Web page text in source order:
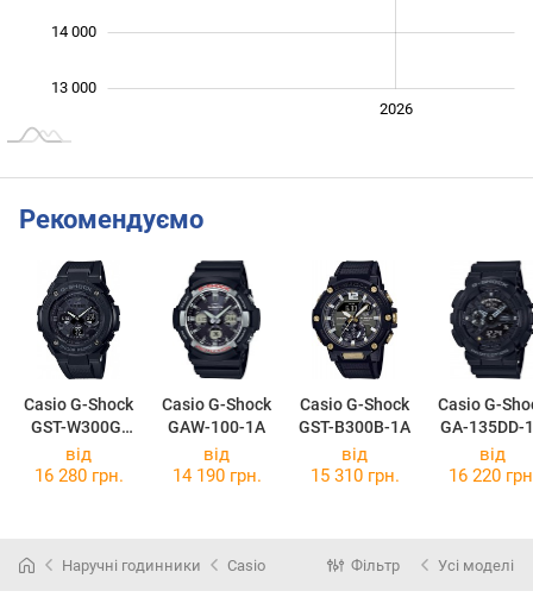
13 000
14 000
2026
Рекомендуємо
Casio G-Shock
GST-W300G-
1A1
Casio G-Shock
GAW-100-1A
Casio G-Shock
GST-B300B-1A
Casio G-
GA-135DD-
від
16 280 грн.
від
14 190 грн.
від
15 310 грн.
від
16 220
Наручні годинники Casio Фільтр Усі моделі